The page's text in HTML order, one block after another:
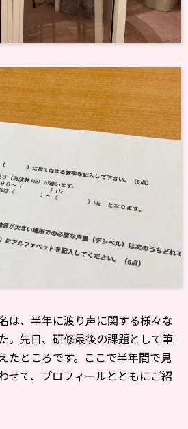
は、半年に渡り声に関する様々な
。先日、研修最後の課題として筆
たところです。ここで半年間で見
せて、プロフィールとともにご紹